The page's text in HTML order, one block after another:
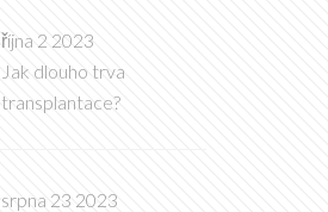
října 2 2023
Jak dlouho trva
transplantace?
srpna 23 2023